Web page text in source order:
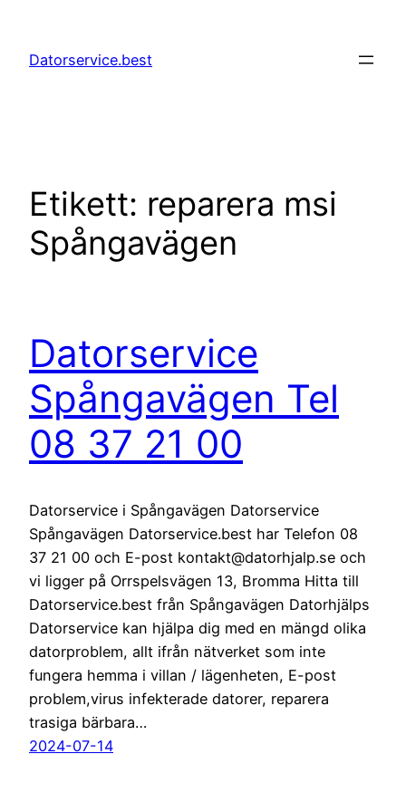
innehåll
Datorservice.best
Etikett: reparera msi
Spångavägen
Datorservice
Spångavägen Tel
08 37 21 00
Datorservice i Spångavägen Datorservice
Spångavägen Datorservice.best har Telefon 08
37 21 00 och E-post kontakt@datorhjalp.se och
vi ligger på Orrspelsvägen 13, Bromma Hitta till
Datorservice.best från Spångavägen Datorhjälps
Datorservice kan hjälpa dig med en mängd olika
datorproblem, allt ifrån nätverket som inte
fungera hemma i villan / lägenheten, E-post
problem,virus infekterade datorer, reparera
trasiga bärbara…
2024-07-14